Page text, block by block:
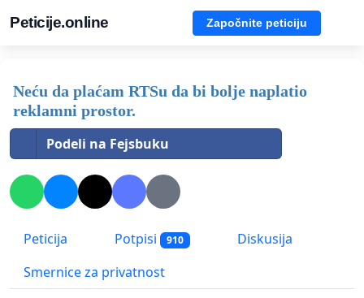
Peticije.online Započnite peticiju
Neću da plaćam RTSu da bi bolje naplatio
reklamni prostor.
Podeli na Fejsbuku
Peticija Potpisi 910
Diskusija
Smernice za privatnost